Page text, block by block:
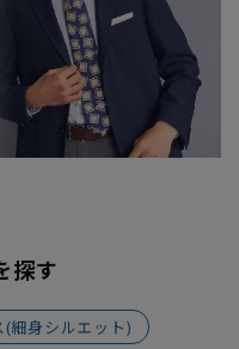
探す
細身シルエット)